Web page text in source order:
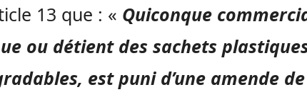
13 que : « Quiconque
ou détient des sachets
est puni d’une amende